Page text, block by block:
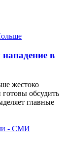
в
жестоко
обсудить
главные